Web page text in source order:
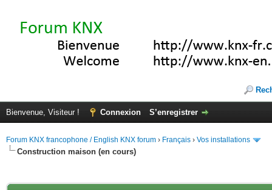
Bienvenue, Visiteur ! Connexion S’enregistrer
Forum KNX francophone / English KNX forum › Français › Vos installations
Construction maison (en cours)